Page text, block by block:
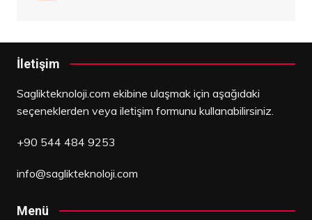
İletişim
Saglikteknoloji.com ekibine ulaşmak için aşağıdaki
seçeneklerden veya iletişim formunu kullanabilirsiniz.
+90 544 484 9253
info@saglikteknoloji.com
Menü